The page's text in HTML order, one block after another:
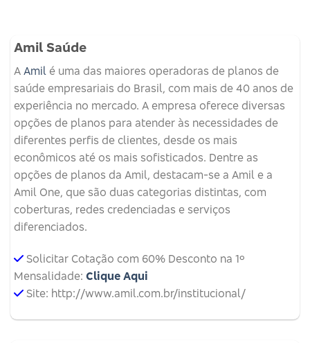
Amil Saúde
A Amil é uma das maiores operadoras de planos de
saúde empresariais do Brasil, com mais de 40 anos de
experiência no mercado. A empresa oferece diversas
opções de planos para atender às necessidades de
diferentes perfis de clientes, desde os mais
econômicos até os mais sofisticados. Dentre as
opções de planos da Amil, destacam-se a Amil e a
Amil One, que são duas categorias distintas, com
coberturas, redes credenciadas e serviços
diferenciados.
Solicitar Cotação com 60% Desconto na 1º
Mensalidade: Clique Aqui
Site: http://www.amil.com.br/institucional/